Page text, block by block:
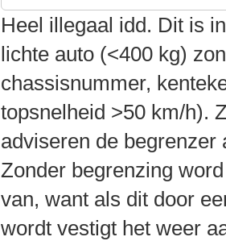
Heel illegaal idd. Dit is
lichte auto (<400 kg)
chassisnummer,
topsnelheid >50 km/h).
adviseren de begrenzer
Zonder begrenzing
van, want als dit door
wordt vestigt het weer